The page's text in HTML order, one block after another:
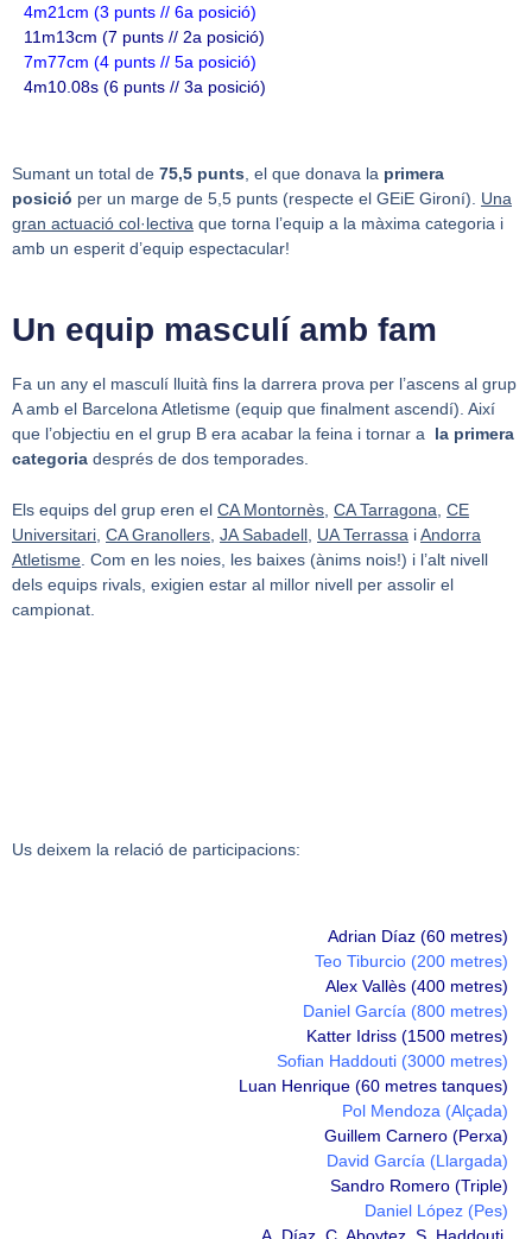
4m21cm (3 punts // 6a posició)
11m13cm (7 punts // 2a posició)
7m77cm (4 punts // 5a posició)
4m10.08s (6 punts // 3a posició)
Sumant un total de 75,5 punts, el que donava la primera
posició per un marge de 5,5 punts (respecte el GEiE Gironí). Una
gran actuació col·lectiva que torna l’equip a la màxima categoria i
amb un esperit d’equip espectacular!
Un equip masculí amb fam
Fa un any el masculí lluità fins la darrera prova per l’ascens al grup
A amb el Barcelona Atletisme (equip que finalment ascendí). Així
que l’objectiu en el grup B era acabar la feina i tornar a
la primera
categoria després de dos temporades.
Els equips del grup eren el CA Montornès CA Tarragona CE
Universitari CA Granollers JA Sabadell UA Terrassa iAndorra
Atletisme . Com en les noies, les baixes (ànims nois!) i l’alt nivell
dels equips rivals, exigien estar al millor nivell per assolir el
campionat.
Us deixem la relació de participacions:
Adrian Díaz (60 metres)
Teo Tiburcio (200 metres)
Alex Vallès (400 metres)
Daniel García (800 metres)
Katter Idriss (1500 metres)
Sofian Haddouti (3000 metres)
Luan Henrique (60 metres tanques)
Pol Mendoza (Alçada)
Guillem Carnero (Perxa)
David García (Llargada)
Sandro Romero (Triple)
Daniel López (Pes)